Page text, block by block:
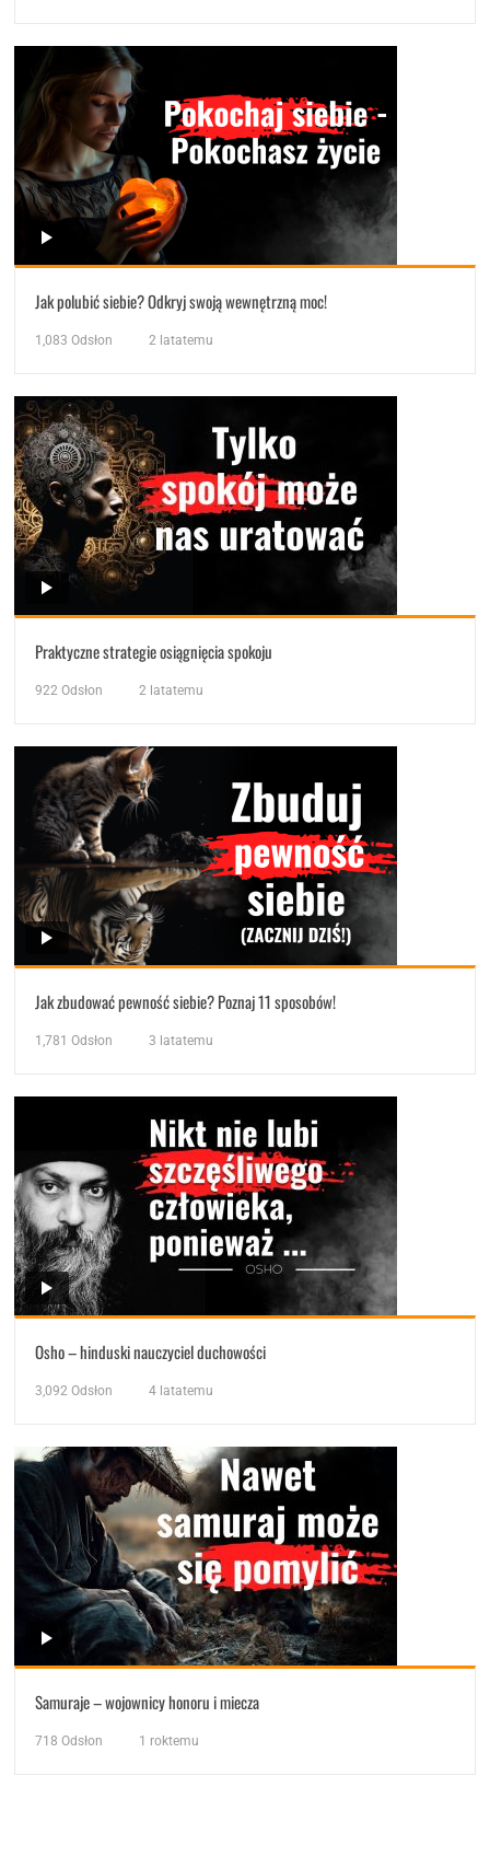
Jak polubić siebie? Odkryj swoją wewnętrzną moc!
1,083 Odsłon 2 latatemu
Praktyczne strategie osiągnięcia spokoju
922 Odsłon 2 latatemu
Jak zbudować pewność siebie? Poznaj 11 sposobów!
1,781 Odsłon 3 latatemu
Osho – hinduski nauczyciel duchowości
3,092 Odsłon 4 latatemu
Samuraje – wojownicy honoru i miecza
718 Odsłon 1 roktemu